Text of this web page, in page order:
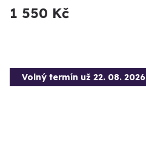
1 550 Kč
Volný termín už 22. 08. 2026